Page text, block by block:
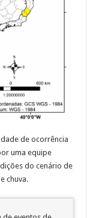
de ocorrência
uma equipe
do cenário de
chuva.